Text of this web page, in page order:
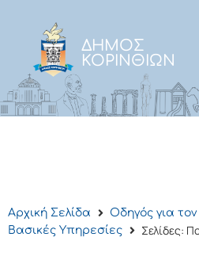
ΔΗΜΟΣ
ΚΟΡΙΝΘΙΩΝ
Αρχική Σελίδα
Οδηγός για τον
Βασικές Υπηρεσίες
Σελίδες: